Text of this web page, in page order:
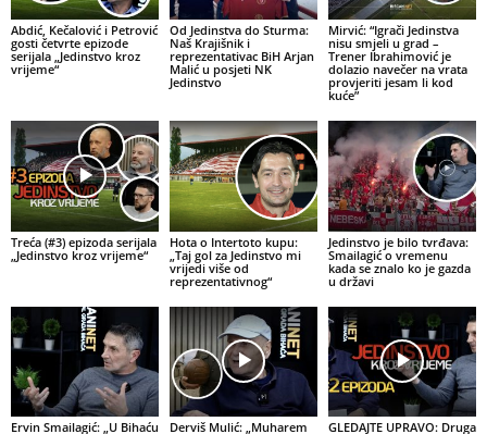
Abdić, Kečalović i Petrović
gosti četvrte epizode
serijala „Jedinstvo kroz
vrijeme“
Od Jedinstva do Sturma:
Naš Krajišnik i
reprezentativac BiH Arjan
Malić u posjeti NK
Jedinstvo
Mirvić: “Igrači Jedinstva
nisu smjeli u grad –
Trener Ibrahimović je
dolazio navečer na vrata
provjeriti jesam li kod
kuće”
Treća (#3) epizoda serijala
„Jedinstvo kroz vrijeme“
Hota o Intertoto kupu:
„Taj gol za Jedinstvo mi
vrijedi više od
reprezentativnog“
Jedinstvo je bilo tvrđava:
Smailagić o vremenu
kada se znalo ko je gazda
u državi
Ervin Smailagić: „U Bihaću
Derviš Mulić: „Muharem
GLEDAJTE UPRAVO: Druga